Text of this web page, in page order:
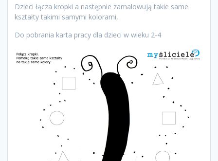
Dzieci łącza kropki a następnie zamalowują takie same
kształty takimi samymi kolorami,
Do pobrania karta pracy dla dzieci w wieku 2-4